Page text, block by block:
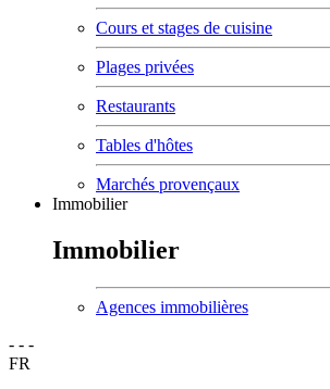
Cours et stages de cuisine
Plages privées
Restaurants
Tables d'hôtes
Marchés provençaux
Immobilier
Immobilier
Agences immobilières
- - -
FR